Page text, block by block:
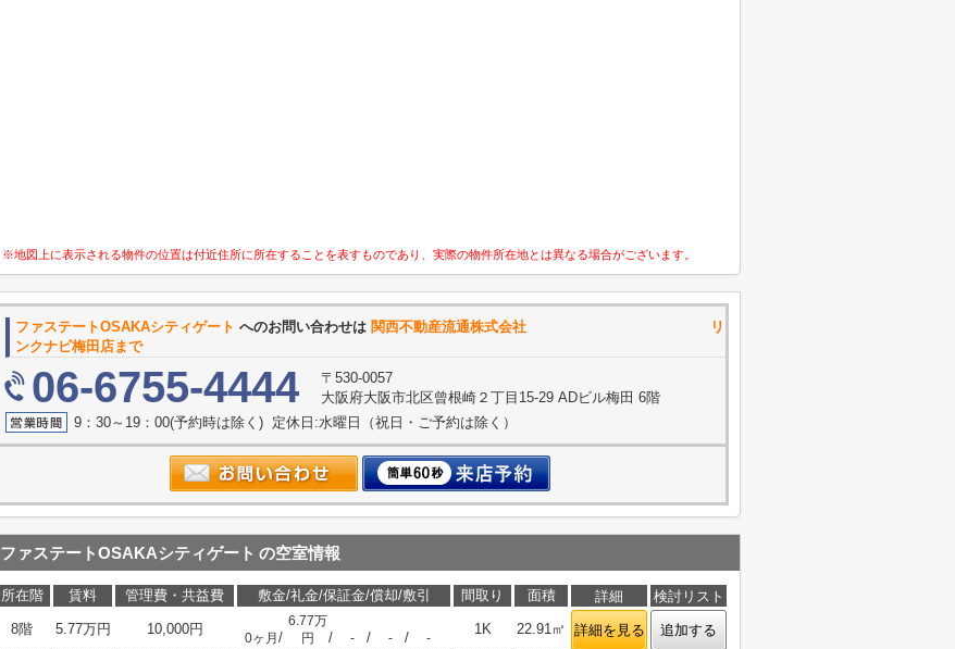
※地図上に表示される物件の位置は付近住所に所在することを表すものであり、実際の物件所在地とは異なる場合がございます。
ファステートOSAKAシティゲート へのお問い合わせは 関西不動産流通株式会社 リ
ンクナビ梅田店まで
06-6755-4444
〒530-0057
大阪府大阪市北区曾根崎２丁目15-29 ADビル梅田 6階
9：30～19：00(予約時は除く) 定休日:水曜日（祝日・ご予約は除く）
ファステートOSAKAシティゲート の空室情報
所在階 賃料 管理費・共益費 敷金/礼金/保証金/償却/敷引 間取り 面積 詳細
検討リスト
8階
5.77万円 10,000円
0ヶ月 /
6.77万
円
/ - / - / -
1K 22.91㎡ 詳細を見る 追加する